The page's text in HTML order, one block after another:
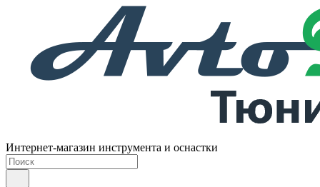
Интернет-магазин инструмента и оснастки